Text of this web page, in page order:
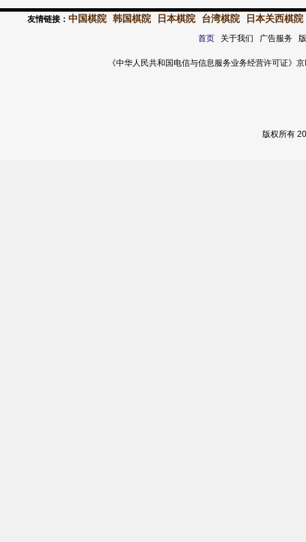
友情链接： 中国棋院 韩国棋院 日本棋院 台湾棋院 日本关西棋院
首页关于我们 广告服务
《中华人民共和国电信与信息服务业务经营许可证
版权所有